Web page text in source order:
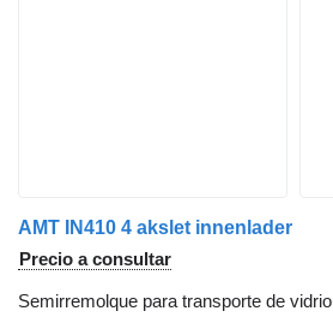
AMT IN410 4 akslet innenlader
Precio a consultar
Semirremolque para transporte de vidrio